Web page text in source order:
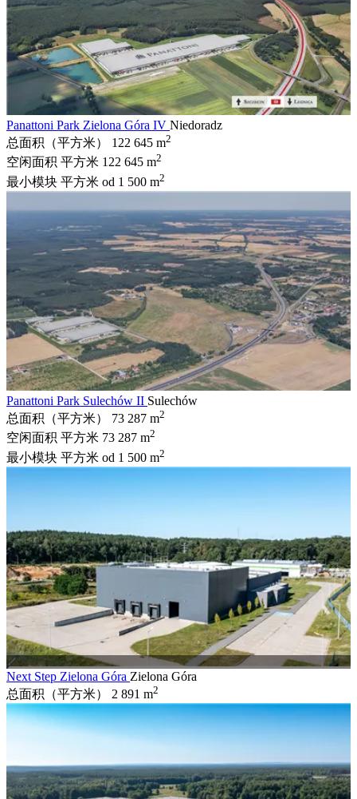
Panattoni Park Zielona Góra IV Niedoradz
总面积（平方米）
122 645 m2
空闲面积 平方米 122 645 m2
最小模块 平方米 od 1 500 m2
Panattoni Park Sulechów II Sulechów
总面积（平方米）
73 287 m2
空闲面积 平方米 73 287 m2
最小模块 平方米 od 1 500 m2
Next Step Zielona Góra Zielona Góra
总面积（平方米）
2 891 m2